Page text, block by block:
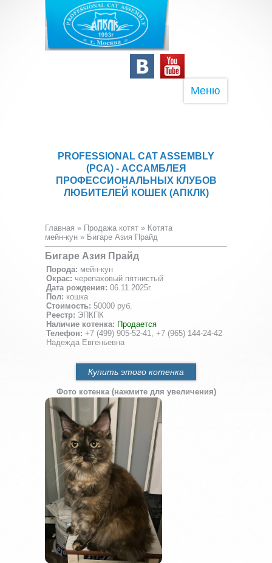
Меню
PROFESSIONAL CAT ASSEMBLY
(PCA) - АССАМБЛЕЯ
ПРОФЕССИОНАЛЬНЫХ КЛУБОВ
ЛЮБИТЕЛЕЙ КОШЕК (АПКЛК)
Главная » Продажа котят » Котята
мейн-кун » Бигаре Азия Прайд
Бигаре Азия Прайд
Порода: мейн-кун
Окрас: черепаховый пятнистый
Дата рождения: 06.11.2025г.
Пол: кошка
Стоимость: 50000 руб.
Реестр: ЭПКПК
Наличие котенка: Продается
Телефон: +7 (499) 905-52-41, +7 (965) 144-24-42
Надежда Евгеньевна
Купить этого котенка
Фото котенка (нажмите для увеличения)